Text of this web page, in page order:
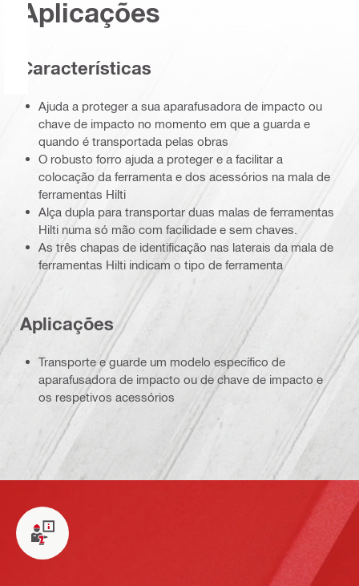
Aplicações
Características
Ajuda a proteger a sua aparafusadora de impacto ou
chave de impacto no momento em que a guarda e
quando é transportada pelas obras
O robusto forro ajuda a proteger e a facilitar a
colocação da ferramenta e dos acessórios na mala de
ferramentas Hilti
Alça dupla para transportar duas malas de ferramentas
Hilti numa só mão com facilidade e sem chaves.
As três chapas de identificação nas laterais da mala de
ferramentas Hilti indicam o tipo de ferramenta
Aplicações
Transporte e guarde um modelo específico de
aparafusadora de impacto ou de chave de impacto e
os respetivos acessórios